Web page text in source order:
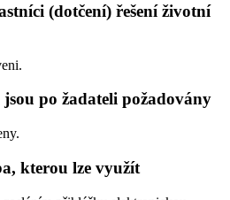
(dotčení) řešení životní
po žadateli požadovány
kterou lze využít